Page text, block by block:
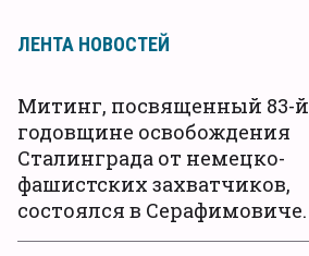
ЛЕНТА НОВОСТЕЙ
Митинг, посвященный 83-й
годовщине освобождения
Сталинграда от немецко-
фашистских захватчиков,
состоялся в Серафимовиче.